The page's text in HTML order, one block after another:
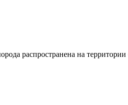
распространена на